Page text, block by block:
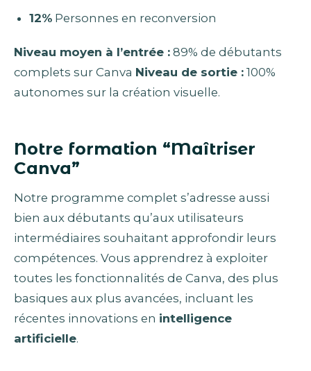
12%Personnes en reconversion
Niveau moyen à l’entrée : 89% de débutants
complets sur Canva Niveau de sortie : 100%
autonomes sur la création visuelle.
Notre formation “Maîtriser
Canva”
Notre programme complet s’adresse aussi
bien aux débutants qu’aux utilisateurs
intermédiaires souhaitant approfondir leurs
compétences. Vous apprendrez à exploiter
toutes les fonctionnalités de Canva, des plus
basiques aux plus avancées, incluant les
récentes innovations en intelligence
artificielle.